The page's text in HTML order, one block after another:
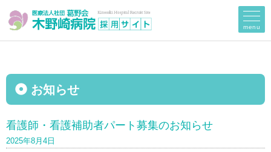
menu
お知らせ
看護師・看護補助者パート募集のお知らせ
2025年8月4日